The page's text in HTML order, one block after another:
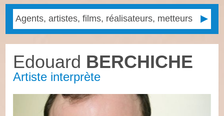
Edouard BERCHICHE
Artiste interprète